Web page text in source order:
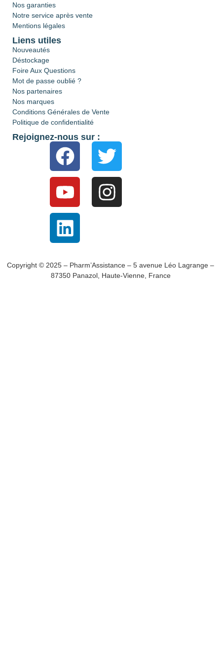
Nos garanties
Notre service après vente
Mentions légales
Liens utiles
Nouveautés
Déstockage
Foire Aux Questions
Mot de passe oublié ?
Nos partenaires
Nos marques
Conditions Générales de Vente
Politique de confidentialité
Rejoignez-nous sur :
Copyright © 2025 – Pharm’Assistance – 5 avenue Léo Lagrange –
87350 Panazol, Haute-Vienne, France